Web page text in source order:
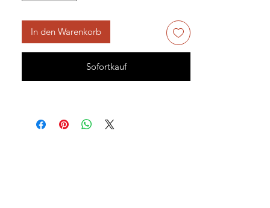
In den Warenkorb
Sofortkauf